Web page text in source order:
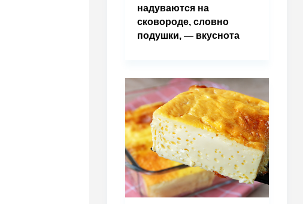
надуваются на
сковороде, словно
подушки, — вкуснота